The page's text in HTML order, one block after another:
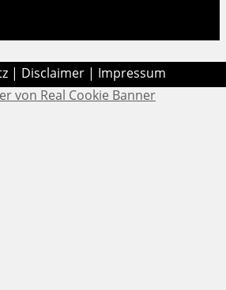
| Disclaimer| Impressum
von Real Cookie Banner